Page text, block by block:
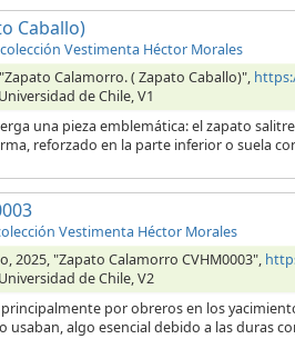
Caballo)
Vestimenta Héctor Morales
Calamorro. ( Zapato Caballo)",
de Chile, V1
una pieza emblemática: el zapato
reforzado en la parte inferior o suela
Vestimenta Héctor Morales
2025, "Zapato Calamorro CVHM0003",
de Chile, V2
por obreros en los
usaban, algo esencial debido a las duras